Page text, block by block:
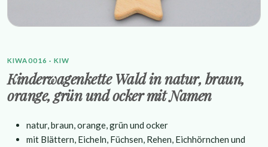
KIWA0016 · KIW
Kinderwagenkette Wald in natur, braun,
orange, grün und ocker mit Namen
natur, braun, orange, grün und ocker
mit Blättern, Eicheln, Füchsen, Rehen, Eichhörnchen und